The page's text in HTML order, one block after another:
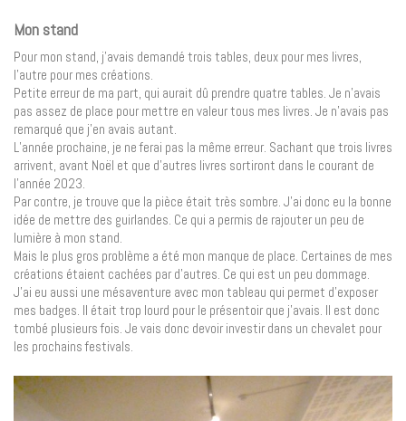
Mon stand
Pour mon stand, j’avais demandé trois tables, deux pour mes livres,
l’autre pour mes créations.
Petite erreur de ma part, qui aurait dû prendre quatre tables. Je n’avais
pas assez de place pour mettre en valeur tous mes livres. Je n’avais pas
remarqué que j’en avais autant.
L’année prochaine, je ne ferai pas la même erreur. Sachant que trois livres
arrivent, avant Noël et que d’autres livres sortiront dans le courant de
l’année 2023.
Par contre, je trouve que la pièce était très sombre. J’ai donc eu la bonne
idée de mettre des guirlandes. Ce qui a permis de rajouter un peu de
lumière à mon stand.
Mais le plus gros problème a été mon manque de place. Certaines de mes
créations étaient cachées par d’autres. Ce qui est un peu dommage.
J’ai eu aussi une mésaventure avec mon tableau qui permet d’exposer
mes badges. Il était trop lourd pour le présentoir que j’avais. Il est donc
tombé plusieurs fois. Je vais donc devoir investir dans un chevalet pour
les prochains festivals.